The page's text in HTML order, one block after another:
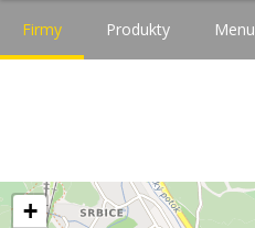
Firmy Produkty Menu
+